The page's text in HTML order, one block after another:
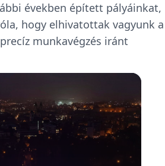
években épített pályáinkat,
hogy elhivatottak vagyunk a
munkavégzés iránt